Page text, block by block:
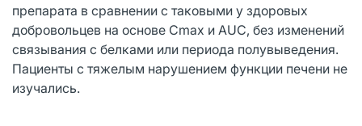
препарата в сравнении с таковыми у здоровых
добровольцев на основе Cmax и AUC, без изменений
связывания с белками или периода полувыведения.
Пациенты с тяжелым нарушением функции печени не
изучались.